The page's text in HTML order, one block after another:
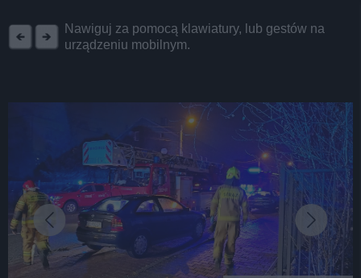
Nawiguj za pomocą klawiatury, lub gestów na
urządzeniu mobilnym.